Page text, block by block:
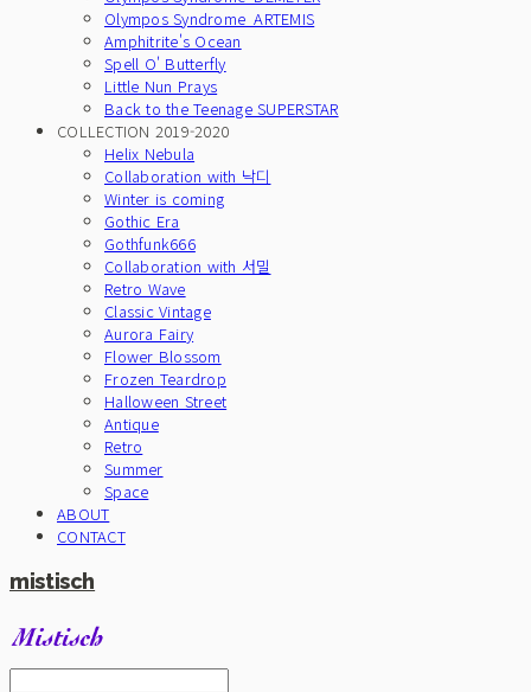
Olympos Syndrome_ARTEMIS
Amphitrite's Ocean
Spell O' Butterfly
Little Nun Prays
Back to the Teenage SUPERSTAR
COLLECTION 2019-2020
Helix Nebula
Collaboration with 낙디
Winter is coming
Gothic Era
Gothfunk666
Collaboration with 서밀
Retro Wave
Classic Vintage
Aurora Fairy
Flower Blossom
Frozen Teardrop
Halloween Street
Antique
Retro
Summer
Space
ABOUT
CONTACT
mistisch